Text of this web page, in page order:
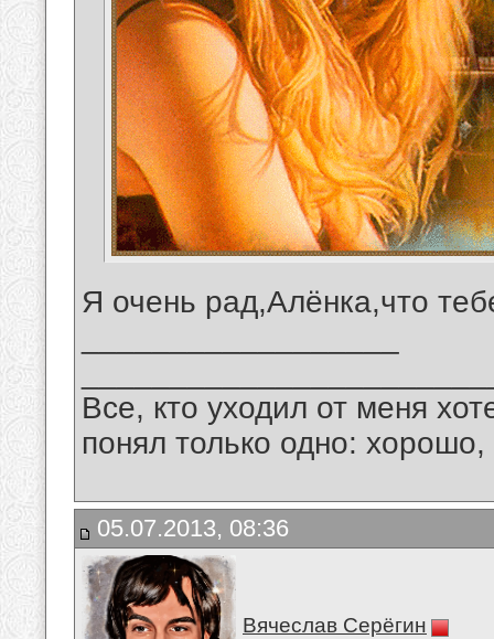
Я очень рад,Алёнка,что
Все, кто уходил от меня
понял только одно:
05.07.2013, 08:36
Вячеслав Серёгин